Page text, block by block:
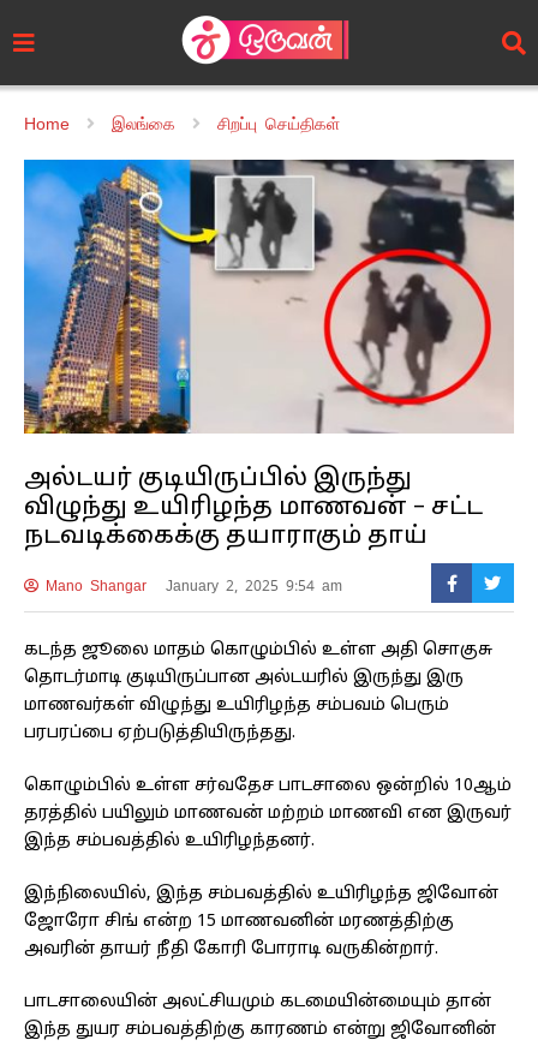
Home இலங்கை சிறப்பு செய்திகள்
அல்டயர் குடியிருப்பில் இருந்து
விழுந்து உயிரிழந்த மாணவன் – சட்ட
நடவடிக்கைக்கு தயாராகும் தாய்
Mano Shangar January 2, 2025 9:54 am
கடந்த ஜூலை மாதம் கொழும்பில் உள்ள அதி சொகுசு
தொடர்மாடி குடியிருப்பான அல்டயரில் இருந்து இரு
மாணவர்கள் விழுந்து உயிரிழந்த சம்பவம் பெரும்
பரபரப்பை ஏற்படுத்தியிருந்தது.
கொழும்பில் உள்ள சர்வதேச பாடசாலை ஒன்றில் 10ஆம்
தரத்தில் பயிலும் மாணவன் மற்றம் மாணவி என இருவர்
இந்த சம்பவத்தில் உயிரிழந்தனர்.
இந்நிலையில், இந்த சம்பவத்தில் உயிரிழந்த ஜிவோன்
ஜோரோ சிங் என்ற 15 மாணவனின் மரணத்திற்கு
அவரின் தாயர் நீதி கோரி போராடி வருகின்றார்.
பாடசாலையின் அலட்சியமும் கடமையின்மையும் தான்
இந்த துயர சம்பவத்திற்கு காரணம் என்று ஜிவோனின்